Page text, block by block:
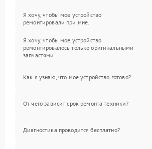
Я хочу, чтобы мое устройство
ремонтировали при мне.
Я хочу, чтобы мое устройство
ремонтировалось только оригинальными
запчастями.
Как я узнаю, что мое устройство готово?
От чего зависит срок ремонта техники?
Диагностика проводится бесплатно?